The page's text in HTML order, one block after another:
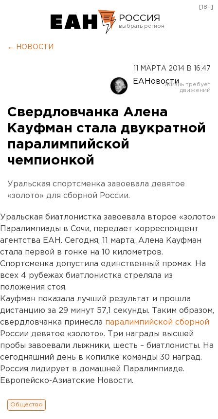
РОССИЯ
Оренбург
[18+]
← НОВОСТИ
11 МАРТА 2014 В 16:47
ЕАНовости
Свердловчанка Алена
Кауфман стала двукратной
паралимпийской
чемпионкой
Уральская спортсменка завоевала девятое
«золото» для сборной России.
Уральская биатлонистка завоевала второе «золото»
Паралимпиады в Сочи, передает корреспондент
агентства ЕАН. Сегодня, 11 марта, Алена Кауфман
стала первой в гонке на 10 километров.
Спортсменка допустила единственный промах. На
всех 4 рубежах биатлонистка стреляла из
положения стоя.
Кауфман показала лучший результат и прошла
дистанцию за 29 минут 57,1 секунды. Таким образом,
свердловчанка принесла паралимпийской сборной
России девятое «золото». Три награды высшей
пробы завоевали лыжники, шесть – биатлонисты. На
сегодняшний день в копилке команды 30 наград.
Россия лидирует в домашней Паралимпиаде.
Европейско-Азиатские Новости.
Общество